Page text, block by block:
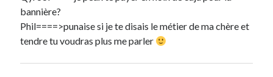
bannière?
Phil====>punaise si je te disais le métier de ma chère et
tendre tu voudras plus me parler